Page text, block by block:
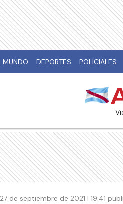
MUNDO DEPORTES POLICIALES
27 de septiembre de 2021 | 19:41